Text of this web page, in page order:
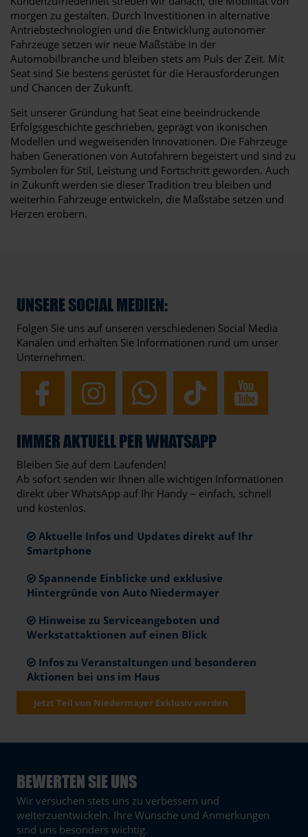
morgen zu gestalten. Durch Investitionen in alternative
Antriebstechnologien und die Entwicklung autonomer
Fahrzeuge setzen wir neue Maßstäbe in der
Automobilbranche und bleiben stets am Puls der Zeit. Mit
Seat sind Sie bestens gerüstet für die Herausforderungen
und Chancen der Zukunft.
Seit unserer Gründung hat Seat eine beeindruckende
Erfolgsgeschichte geschrieben, geprägt von ikonischen
Modellen und wegweisenden Innovationen. Die Fahrzeuge
haben Generationen von Autofahrern begeistert und sind zu
Symbolen für Stil, Leistung und Fortschritt geworden. Auch
in Zukunft werden sie dieser Tradition treu bleiben und
weiterhin Fahrzeuge entwickeln, die Maßstäbe setzen und
Herzen erobern.
UNSERE SOCIAL MEDIEN:
Folgen Sie uns auf unseren verschiedenen Social Media
Kanälen und erhalten Sie Informationen rund um unser
Unternehmen.
IMMER AKTUELL PER WHATSAPP
Bleiben Sie auf dem Laufenden!
Ab sofort senden wir Ihnen alle wichtigen Informationen
direkt über WhatsApp auf Ihr Handy – einfach, schnell
und kostenlos.
Aktuelle Infos und Updates direkt auf Ihr
Smartphone
Spannende Einblicke und exklusive
Hintergründe von Auto Niedermayer
Hinweise zu Serviceangeboten und
Werkstattaktionen auf einen Blick
Infos zu Veranstaltungen und besonderen
Aktionen bei uns im Haus
Jetzt Teil von Niedermayer Exklusiv werden
BEWERTEN SIE UNS
Wir versuchen stets uns zu verbessern und
weiterzuentwickeln. Ihre Wünsche und Anmerkungen
sind uns besonders wichtig.